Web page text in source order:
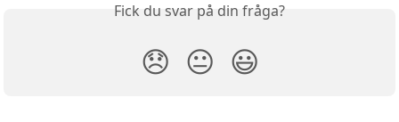
Fick du svar på din fråga?
😞 😐 😃